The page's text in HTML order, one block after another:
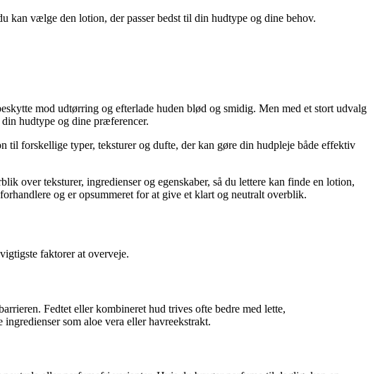
kan vælge den lotion, der passer bedst til din hudtype og dine behov.
mod udtørring og efterlade huden blød og smidig. Men med et stort udvalg
hudtype og dine præferencer.
forskellige typer, teksturer og dufte, der kan gøre din hudpleje både effektiv
over teksturer, ingredienser og egenskaber, så du lettere kan finde en lotion,
og er opsummeret for at give et klart og neutralt overblik.
faktorer at overveje.
Fedtet eller kombineret hud trives ofte bedre med lette,
som aloe vera eller havreekstrakt.